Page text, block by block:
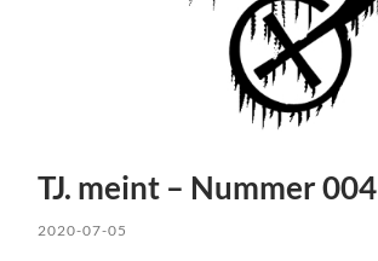
TJ. meint – Nummer 004
2020-07-05